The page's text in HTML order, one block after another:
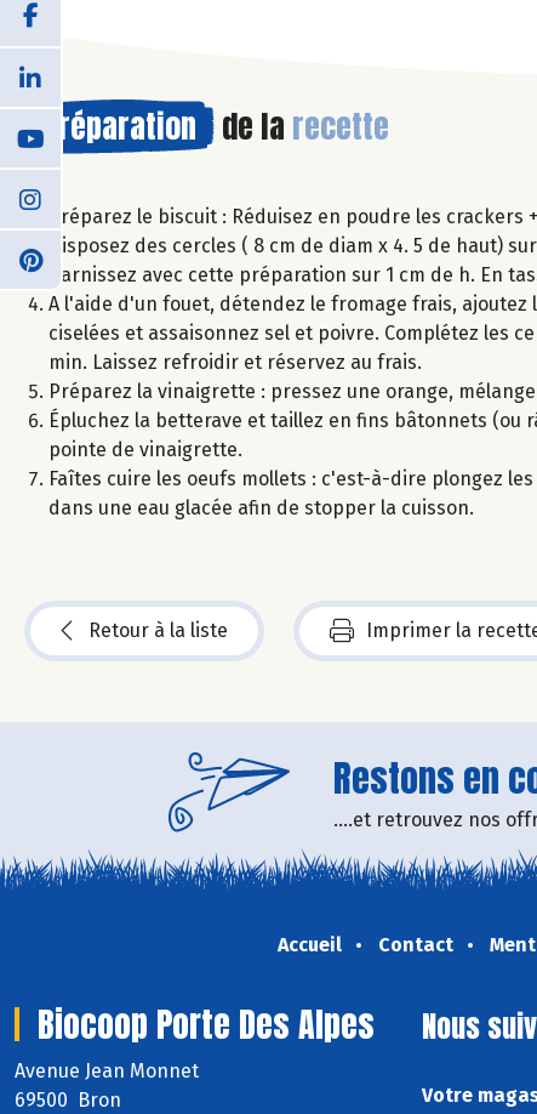
Préparation de la recette
Préparez le biscuit : Réduisez en poudre les
Disposez des cercles ( 8 cm de diam x 4. 5 de haut)
Garnissez avec cette préparation sur 1 cm de h. En
A l'aide d'un fouet, détendez le fromage frais,
ciselées et assaisonnez sel et poivre. Complétez les
min. Laissez refroidir et réservez au frais.
Préparez la vinaigrette : pressez une orange,
Épluchez la betterave et taillez en fins bâtonnets (ou
pointe de vinaigrette.
Faîtes cuire les oeufs mollets : c'est-à-dire plongez
dans une eau glacée afin de stopper la cuisson.
Retour à la liste Imprimer la
Restons en
....et retrouvez nos
Accueil Contact
Biocoop Porte Des Alpes
Avenue Jean Monnet
69500 Bron
Nous
Votre